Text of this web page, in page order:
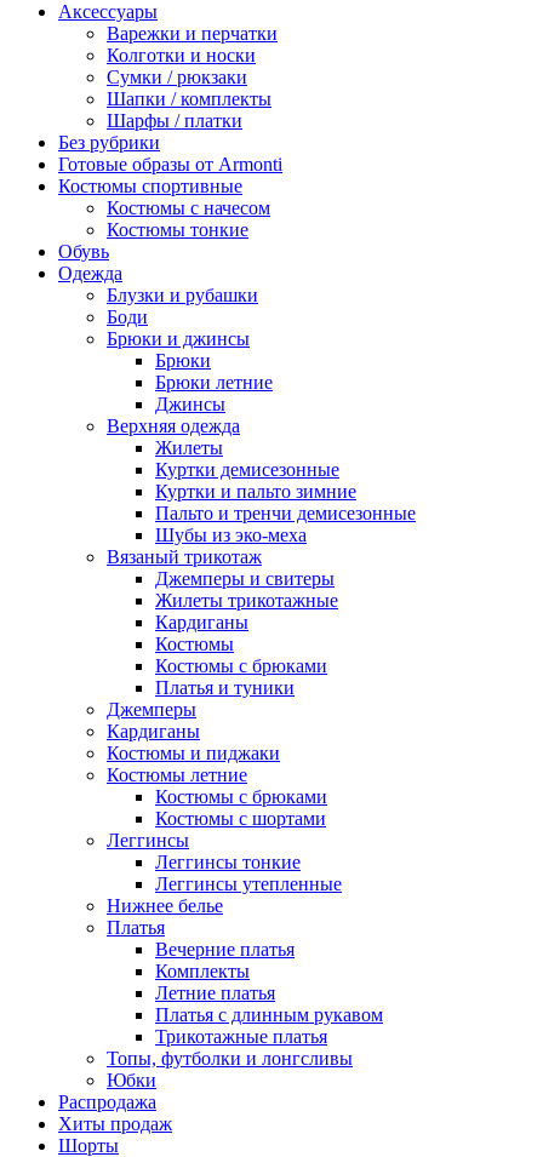
Аксессуары
Варежки и перчатки
Колготки и носки
Сумки / рюкзаки
Шапки / комплекты
Шарфы / платки
Без рубрики
Готовые образы от Armonti
Костюмы спортивные
Костюмы с начесом
Костюмы тонкие
Обувь
Одежда
Блузки и рубашки
Боди
Брюки и джинсы
Брюки
Брюки летние
Джинсы
Верхняя одежда
Жилеты
Куртки демисезонные
Куртки и пальто зимние
Пальто и тренчи демисезонные
Шубы из эко-меха
Вязаный трикотаж
Джемперы и свитеры
Жилеты трикотажные
Кардиганы
Костюмы
Костюмы с брюками
Платья и туники
Джемперы
Кардиганы
Костюмы и пиджаки
Костюмы летние
Костюмы с брюками
Костюмы с шортами
Леггинсы
Леггинсы тонкие
Леггинсы утепленные
Нижнее белье
Платья
Вечерние платья
Комплекты
Летние платья
Платья с длинным рукавом
Трикотажные платья
Топы, футболки и лонгсливы
Юбки
Распродажа
Хиты продаж
Шорты